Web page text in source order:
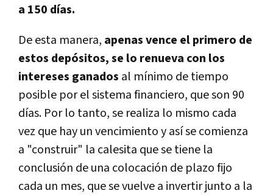
a 150 días.
De esta manera, apenas vence el primero de
estos depósitos, se lo renueva con los
intereses ganados al mínimo de tiempo
posible por el sistema financiero, que son 90
días. Por lo tanto, se realiza lo mismo cada
vez que hay un vencimiento y así se comienza
a "construir" la calesita que se tiene la
conclusión de una colocación de plazo fijo
cada un mes, que se vuelve a invertir junto a la